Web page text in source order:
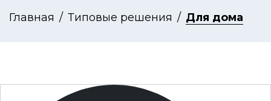
Главная
Типовые решения Для дома